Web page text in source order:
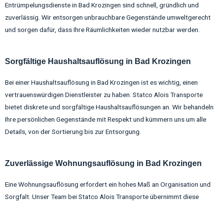
Entrümpelungsdienste in Bad Krozingen sind schnell, gründlich und
zuverlässig. Wir entsorgen unbrauchbare Gegenstände umweltgerecht
und sorgen dafür, dass Ihre Räumlichkeiten wieder nutzbar werden.
Sorgfältige Haushaltsauflösung in Bad Krozingen
Bei einer Haushaltsauflösung in Bad Krozingen ist es wichtig, einen
vertrauenswürdigen Dienstleister zu haben. Statco Alois Transporte
bietet diskrete und sorgfältige Haushaltsauflösungen an. Wir behandeln
Ihre persönlichen Gegenstände mit Respekt und kümmern uns um alle
Details, von der Sortierung bis zur Entsorgung.
Zuverlässige Wohnungsauflösung in Bad Krozingen
Eine Wohnungsauflösung erfordert ein hohes Maß an Organisation und
Sorgfalt. Unser Team bei Statco Alois Transporte übernimmt diese